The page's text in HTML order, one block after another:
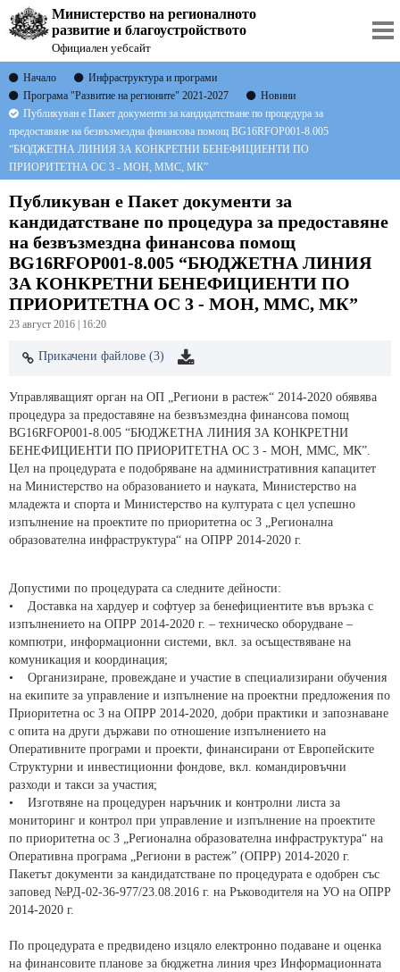
Министерство на регионалното
развитие и благоустройството
Официален уебсайт
Начало
Инфраструктура и програми
Програма "Развитие на регионите" 2021-2027
Новини
Публикуван е Пакет документи за кандидатстване по процедура за
предоставяне на безвъзмездна финансова помощ BG16RFOP001-8.005
“БЮДЖЕТНА ЛИНИЯ ЗА КОНКРЕТНИ БЕНЕФИЦИЕНТИ ПО
ПРИОРИТЕТНА ОС 3 - МОН, МMС, МК”
Публикуван е Пакет документи за
кандидатстване по процедура за предоставяне
на безвъзмездна финансова помощ
BG16RFOP001-8.005 “БЮДЖЕТНА ЛИНИЯ
ЗА КОНКРЕТНИ БЕНЕФИЦИЕНТИ ПО
ПРИОРИТЕТНА ОС 3 - МОН, МMС, МК”
23 август 2016 | 16:20
Прикачени файлове (3)
Управляващият орган на ОП „Региони в растеж“ 2014-2020 обявява
процедура за предоставяне на безвъзмездна финансова помощ
BG16RFOP001-8.005 “БЮДЖЕТНА ЛИНИЯ ЗА КОНКРЕТНИ
БЕНЕФИЦИЕНТИ ПО ПРИОРИТЕТНА ОС 3 - МОН, МMС, МК”.
Цел на процедурата е подобряване на административния капацитет
на Министерство на образованието и науката, Министерство на
младежта и спорта и Министерство на културата с цел успешно
изпълнение на проектите по приоритетна ос 3 „Регионална
образователна инфраструктура“ на ОПРР 2014-2020 г.
Допустими по процедурата са следните дейности:
• Доставка на хардуер и софтуер за бенефициентите във връзка с
изпълнението на ОПРР 2014-2020 г. – техническо оборудване –
компютри, информационни системи, вкл. за осъществяване на
комуникация и координация;
• Организиране, провеждане и участие в специализирани обучения
на екипите за управление и изпълнение на проектни предложения по
Приоритетна ос 3 на ОПРР 2014-2020, добри практики и запознаване
с опита на други държави по отношение изпълнението на
Оперативните програми и проекти, финансирани от Европейските
Структурни и инвестиционни фондове, вкл. командировъчни
разходи и такси за участия;
• Изготвяне на процедурен наръчник и контролни листа за
мониторинг и контрол при управление и изпълнение на проектите
по приоритетна ос 3 „Регионална образователна инфраструктура“ на
Оперативна програма „Региони в растеж” (ОПРР) 2014-2020 г.
Пакетът документи за кандидатстване по процедурата е одобрен със
заповед №РД-02-36-977/23.08.2016 г. на Ръководителя на УО на ОПРР
2014-2020 г.
По процедурата е предвидено изцяло електронно подаване и оценка
на финансовите планове за бюджетна линия чрез Информационната